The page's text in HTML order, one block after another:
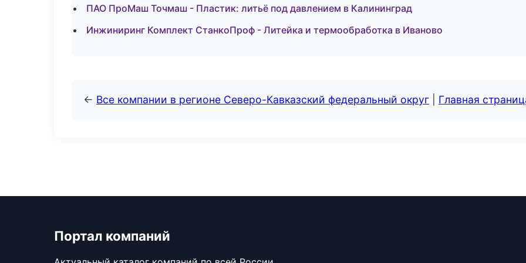
ПАО ПроМаш Точмаш - Пластик: литьё под давлением в Калининград
Инжиниринг Комплект СтанкоПроф - Литейка и термообработка в Иваново
← Все компании в регионе Северо-Кавказский федеральный округ Главная
Портал компаний